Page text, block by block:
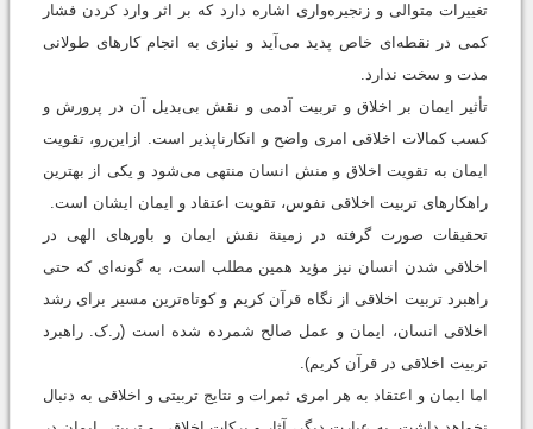
تغییرات متوالی و زنجیره‌واری اشاره دارد که بر اثر وارد کردن فشار
کمی در نقطه‌ای خاص پدید می‌‌آید و نیازی به انجام کارهای طولانی
مدت و سخت ندارد.
تأثیر ایمان بر اخلاق و تربیت آدمی و نقش بی‌بدیل آن در پرورش و
کسب کمالات اخلاقی امری واضح و انکار‌ناپذیر است. ازاین‌رو، تقویت
ایمان به تقویت اخلاق و منش انسان منتهی می‌‌شود و یکی از بهترین
راهکارهای تربیت اخلاقی نفوس، تقویت اعتقاد و ایمان ایشان است.
تحقیقات صورت گرفته در زمینة نقش ایمان و باورهای الهی در
اخلاقی شدن انسان نیز مؤید همین مطلب است، به گونه‌ای که حتی
راهبرد تربیت اخلاقی از نگاه قرآن کریم و کوتاه‌ترین مسیر برای رشد
اخلاقی انسان، ایمان و عمل صالح شمرده شده است (ر.ک. راهبرد
تربیت اخلاقی در قرآن کریم).
اما ایمان و اعتقاد به هر امری ثمرات و نتایج تربیتی و اخلاقی به دنبال